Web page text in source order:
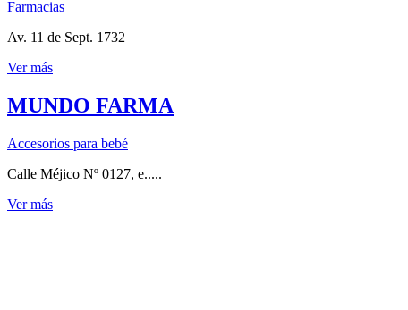
Farmacias
Av. 11 de Sept. 1732
Ver más
MUNDO FARMA
Accesorios para bebé
Calle Méjico Nº 0127, e.....
Ver más